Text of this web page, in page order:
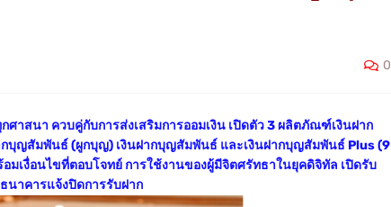
0
าสนา ควบคู่กับการส่งเสริมการออมเงิน เปิดตัว 3 ผลิตภัณฑ์เงินฝาก
กบุญสัมพันธ์ (ผูกบุญ) เงินฝากบุญสัมพันธ์ และเงินฝากบุญสัมพันธ์ Plus (9
อมเงื่อนไขที่ตอบโจทย์ การใช้งานของผู้มีจิตศรัทธาในยุคดิจิทัล เปิดรับ
นาคารแจ้งปิดการรับฝาก